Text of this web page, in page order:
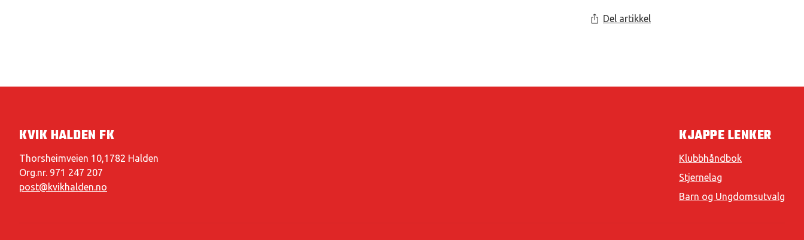
Del artikkel
KVIK HALDEN FK
Thorsheimveien 10,1782 Halden
Org.nr. 971 247 207
post@kvikhalden.no
KJAPPE LENKER
Klubbhåndbok
Stjernelag
Barn og Ungdomsutvalg